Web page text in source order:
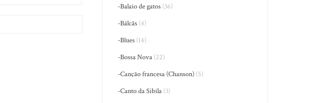
-Balaio de gatos (36)
-Bálcãs (4)
-Blues (14)
-Bossa Nova (22)
-Canção francesa (Chanson) (5)
-Canto da Sibila (3)